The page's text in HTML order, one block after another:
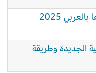
احصل على كلمات كويتية ومعناها بالعربي 2025
الجديدة وطريقة